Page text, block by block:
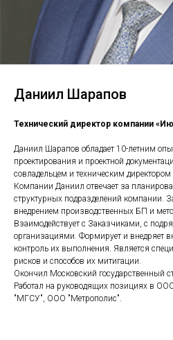
Даниил Шарапов
Технический директор компании
Даниил Шарапов обладает 10-летним
проектирования и проектной
совладельцем и техническим
Компании Даниил отвечает за
структурных подразделений компании.
внедрением производственных БП и
Взаимодействует с Заказчиками, с
организациями. Формирует и внедряет
контроль их выполнения. Является
рисков и способов их митигации.
Окончил Московский государственный
Работал на руководящих позициях в
"МГСУ", ООО "Метрополис".